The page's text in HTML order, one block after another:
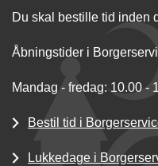
Du skal bestille tid inden
Åbningstider i
Mandag - fredag: 10.00 -
Bestil tid i
Lukkedage i